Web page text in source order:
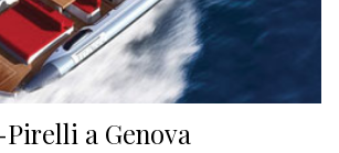
a Genova